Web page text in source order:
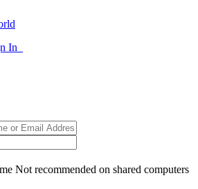
In
Not recommended on shared computers